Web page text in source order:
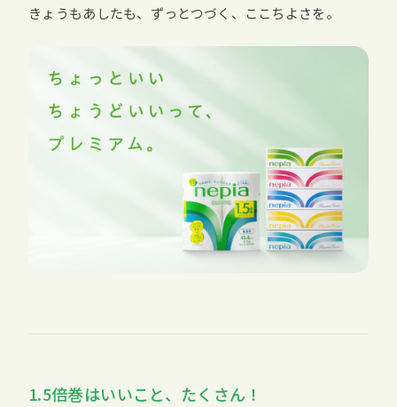
きょうもあしたも、ずっとつづく、ここちよさを。
1.5倍巻はいいこと、たくさん！